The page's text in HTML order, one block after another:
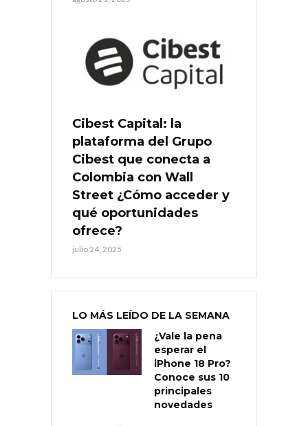
Cibest Capital: la
plataforma del Grupo
Cibest que conecta a
Colombia con Wall
Street ¿Cómo acceder y
qué oportunidades
ofrece?
julio 24, 2025
LO MÁS LEÍDO DE LA SEMANA
¿Vale la pena
esperar el
iPhone 18 Pro?
Conoce sus 10
principales
novedades